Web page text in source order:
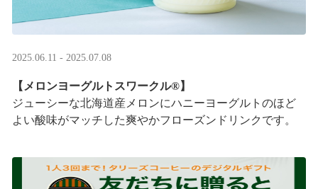
2025.06.11 - 2025.07.08
【メロンヨーグルトスワークル®】
ジューシーな北海道産メロンにハニーヨーグルトのほど
よい酸味がマッチした爽やかフローズンドリンクです。